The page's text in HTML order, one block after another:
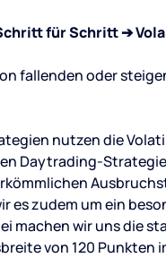
für Schritt ➔
fallenden oder
nutzen die
Daytrading-
es zudem um ein
machen wir uns die
von 120 Punkten